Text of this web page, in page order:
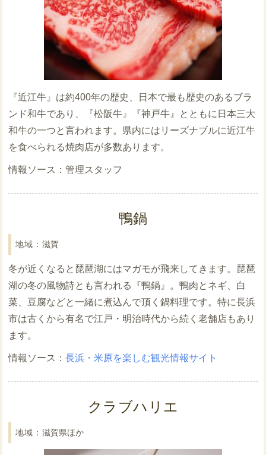
『近江牛』は約400年の歴史、日本で最も歴史のあるブラ
ンド和牛であり、『松阪牛』『神戸牛』とともに日本三大
和牛の一つと言われます。県内にはリーズナブルに近江牛
を食べられる焼肉店が多数あります。
管理スタッフ
鴨鍋
滋賀
冬が近くなると琵琶湖にはマガモが飛来してきます。琵琶
湖の冬の風物詩とも言われる『鴨鍋』。鴨肉とネギ、白
菜、豆腐などと一緒に煮込んで頂く鍋料理です。特に長浜
市は古くから有名で江戸・明治時代から続く老舗店もあり
ます。
長浜・米原を楽しむ観光情報サイト
クラブハリエ
滋賀県ほか